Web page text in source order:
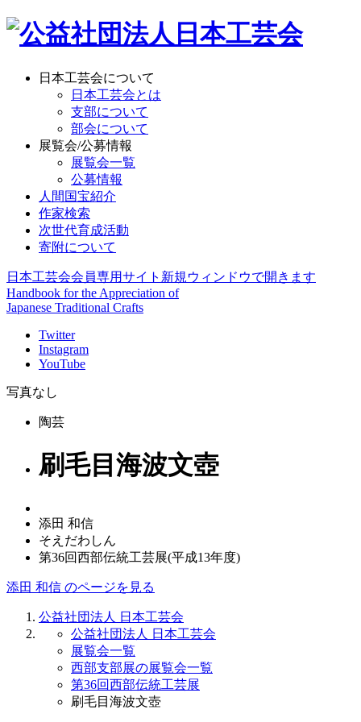
日本工芸会について
日本工芸会とは
支部について
部会について
展覧会/公募情報
展覧会一覧
公募情報
人間国宝紹介
作家検索
次世代育成活動
寄附について
日本工芸会会員専用サイト 新規ウィンドウで開きます
Handbook for the Appreciation of
Japanese Traditional Crafts
Twitter
Instagram
YouTube
写真なし
陶芸
刷毛目海波文壺
添田 和信
そえだわしん
第36回西部伝統工芸展(平成13年度)
添田 和信 のページを見る
公益社団法人 日本工芸会
公益社団法人 日本工芸会
展覧会一覧
西部支部展の展覧会一覧
第36回西部伝統工芸展
刷毛目海波文壺